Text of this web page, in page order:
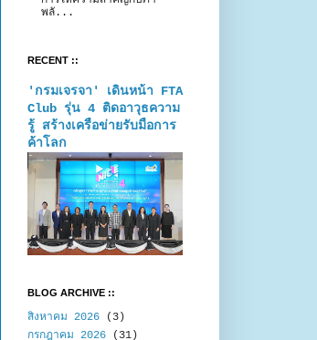
พลั...
RECENT ::
'กรมเจรจา' เดินหน้า FTA
Club รุ่น 4 ติดอาวุธความ
รู้ สร้างเครือข่ายรับมือการ
ค้าโลก
BLOG ARCHIVE ::
สิงหาคม 2026 (3)
กรกฎาคม 2026 (31)